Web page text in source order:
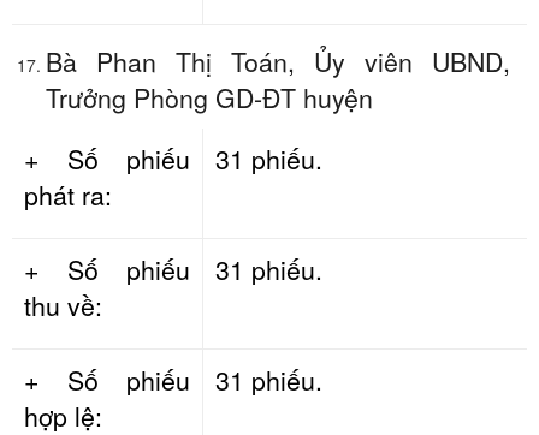
Bà Phan Thị Toán, Ủy viên UBND,
Trưởng Phòng GD-ĐT huyện
+ Số phiếu
phát ra:
31 phiếu.
+ Số phiếu
thu về:
31 phiếu.
+ Số phiếu
hợp lệ:
31 phiếu.